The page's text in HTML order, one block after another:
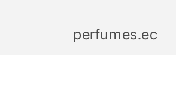
perfumes.ec